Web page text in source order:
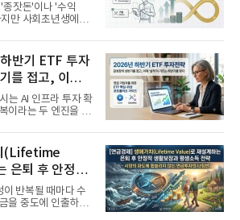
종잣돈'이나 '수익
만 사회초년생에게
반기 ETF 투자
를 접고, 이제
를 맞다
는 AI 인프라 투자 확
이라는 두 엔진을 달
(Lifetime
은퇴 후 안정적
전략
반복될 때마다 수
을 중도에 인출하거